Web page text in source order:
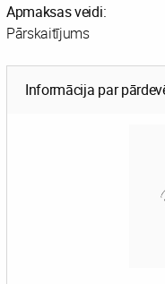
Apmaksas veidi:
Pārskaitījums
Informācija par